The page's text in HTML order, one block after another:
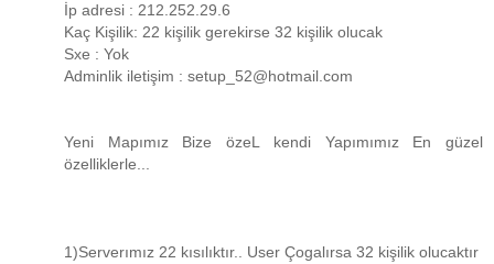
İp adresi : 212.252.29.6
Kaç Kişilik: 22 kişilik gerekirse 32 kişilik olucak
Sxe : Yok
Adminlik iletişim : setup_52@hotmail.com
Yeni Mapımız Bize özeL kendi Yapımımız En güzel
özelliklerle...
1)Serverımız 22 kısılıktır.. User Çogalırsa 32 kişilik olucaktır